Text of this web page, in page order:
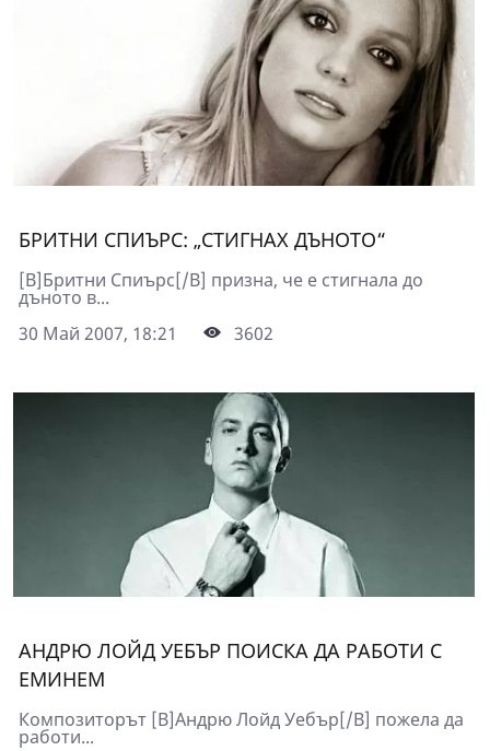
БРИТНИ СПИЪРС: „СТИГНАХ ДЪНОТО“
[B]Бритни Спиърс[/B] призна, че е стигнала до
дъното в...
30 Май 2007, 18:21
3602
АНДРЮ ЛОЙД УЕБЪР ПОИСКА ДА РАБОТИ С
ЕМИНЕМ
Композиторът [B]Андрю Лойд Уебър[/B] пожела да
работи...